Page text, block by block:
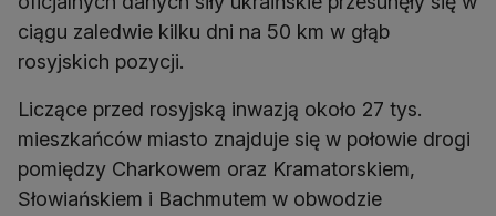
ciągu zaledwie kilku dni na 50 km w głąb
rosyjskich pozycji.
Liczące przed rosyjską inwazją około 27 tys.
mieszkańców miasto znajduje się w połowie drogi
pomiędzy Charkowem oraz Kramatorskiem,
Słowiańskiem i Bachmutem w obwodzie